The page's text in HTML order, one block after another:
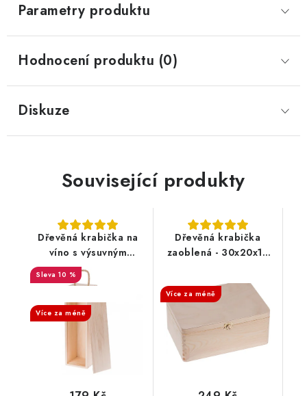
Parametry produktu
Hodnocení produktu (0)
Diskuze
Související produkty
Dřevěná krabička na
víno s výsuvným
víkem - 36x11x11 cm
10 %
Více za méně
Dřevěná krabička
zaoblená - 30x20x13
Více za méně